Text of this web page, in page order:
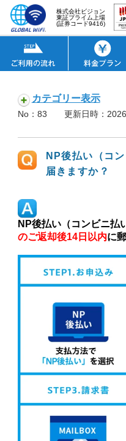
株式会社ビジョン
東証プライム上場
(証券コード9416)
カテゴリー表示
No：83 更新日時：
NP後払い（コ
届きますか？
NP後払い（コンビニ払
のご返却後14日以内に